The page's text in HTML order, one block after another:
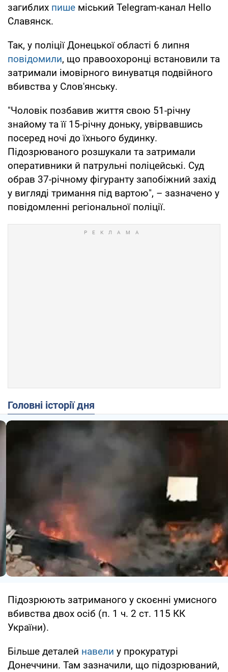
загиблих пише міський Telegram-канал Hello
Славянск.
Так, у поліції Донецької області 6 липня
повідомили, що правоохоронці встановили та
затримали імовірного винуватця подвійного
вбивства у Слов'янську.
"Чоловік позбавив життя свою 51-річну
знайому та її 15-річну доньку, увірвавшись
посеред ночі до їхнього будинку.
Підозрюваного розшукали та затримали
оперативники й патрульні поліцейські. Суд
обрав 37-річному фігуранту запобіжний захід
у вигляді тримання під вартою", – зазначено у
повідомленні регіональної поліції.
Головні історії дня
Підозрюють затриманого у скоєнні умисного
вбивства двох осіб (п. 1 ч. 2 ст. 115 КК
України).
Більше деталей навели у прокуратурі
Донеччини. Там зазначили, що підозрюваний,